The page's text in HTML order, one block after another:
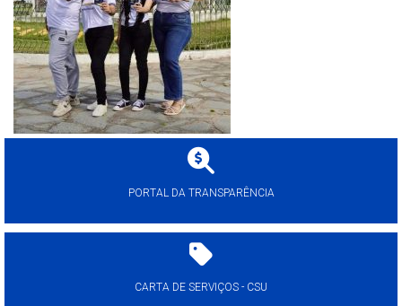
PORTAL DA TRANSPARÊNCIA
CARTA DE SERVIÇOS - CSU